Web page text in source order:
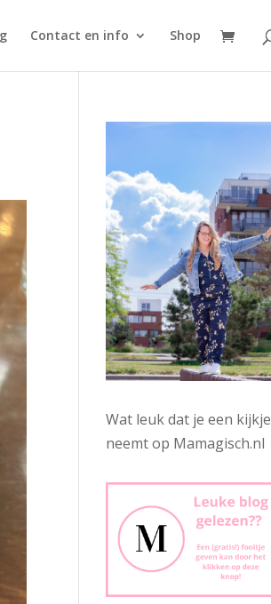
Contact en info Shop
Wat leuk dat je een kijkje
neemt op Mamagisch.nl